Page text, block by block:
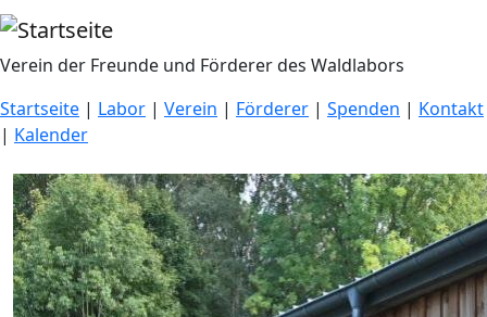
Direkt zum Inhalt
Verein der Freunde und Förderer des Waldlabors
Startseite | Labor | Verein | Förderer | Spenden | Kontakt
| Kalender